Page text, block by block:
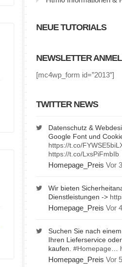
NEUE TUTORIALS
NEWSLETTER
[mc4wp_form id=”2013″]
TWITTER NEWS
Datenschutz &
Google Font und
https://t.co/
https://t.co/LxsPiFmbIb
Homepage_Preis Vor
Wir bieten
Dienstleistungen ->
Homepage_Preis Vor
Suchen Sie nach
Ihren Lieferservice
kaufen. #Homepage
Homepage_Preis Vor